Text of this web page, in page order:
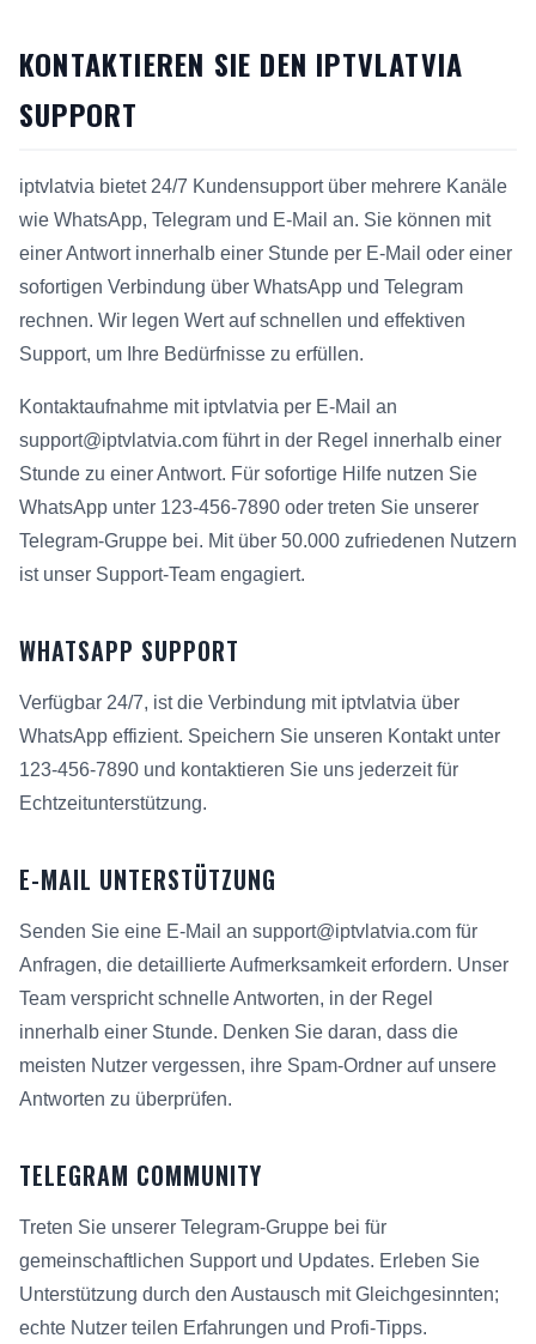
KONTAKTIEREN SIE DEN IPTVLATVIA
SUPPORT
iptvlatvia bietet 24/7 Kundensupport über mehrere Kanäle
wie WhatsApp, Telegram und E-Mail an. Sie können mit
einer Antwort innerhalb einer Stunde per E-Mail oder einer
sofortigen Verbindung über WhatsApp und Telegram
rechnen. Wir legen Wert auf schnellen und effektiven
Support, um Ihre Bedürfnisse zu erfüllen.
Kontaktaufnahme mit iptvlatvia per E-Mail an
support@iptvlatvia.com führt in der Regel innerhalb einer
Stunde zu einer Antwort. Für sofortige Hilfe nutzen Sie
WhatsApp unter 123-456-7890 oder treten Sie unserer
Telegram-Gruppe bei. Mit über 50.000 zufriedenen Nutzern
ist unser Support-Team engagiert.
WHATSAPP SUPPORT
Verfügbar 24/7, ist die Verbindung mit iptvlatvia über
WhatsApp effizient. Speichern Sie unseren Kontakt unter
123-456-7890 und kontaktieren Sie uns jederzeit für
Echtzeitunterstützung.
E-MAIL UNTERSTÜTZUNG
Senden Sie eine E-Mail an support@iptvlatvia.com für
Anfragen, die detaillierte Aufmerksamkeit erfordern. Unser
Team verspricht schnelle Antworten, in der Regel
innerhalb einer Stunde. Denken Sie daran, dass die
meisten Nutzer vergessen, ihre Spam-Ordner auf unsere
Antworten zu überprüfen.
TELEGRAM COMMUNITY
Treten Sie unserer Telegram-Gruppe bei für
gemeinschaftlichen Support und Updates. Erleben Sie
Unterstützung durch den Austausch mit Gleichgesinnten;
echte Nutzer teilen Erfahrungen und Profi-Tipps.